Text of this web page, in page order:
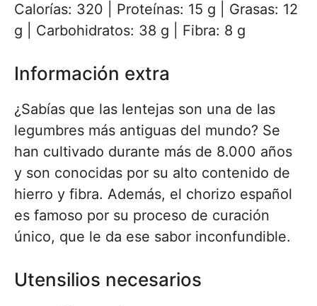
Calorías: 320 | Proteínas: 15 g | Grasas: 12
g | Carbohidratos: 38 g | Fibra: 8 g
Información extra
¿Sabías que las lentejas son una de las
legumbres más antiguas del mundo? Se
han cultivado durante más de 8.000 años
y son conocidas por su alto contenido de
hierro y fibra. Además, el chorizo español
es famoso por su proceso de curación
único, que le da ese sabor inconfundible.
Utensilios necesarios